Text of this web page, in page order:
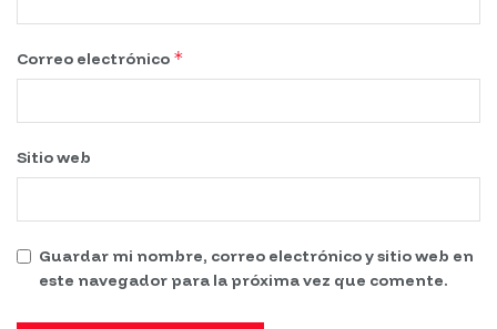
Correo electrónico *
Sitio web
Guardar mi nombre, correo electrónico y sitio web en
este navegador para la próxima vez que comente.